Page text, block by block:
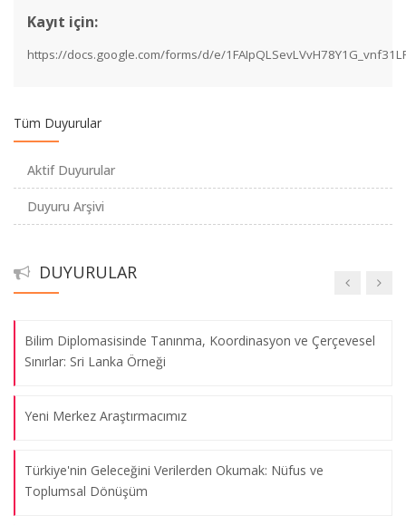
Kayıt için:
https://docs.google.com/forms/d/e/
Tüm Duyurular
Aktif Duyurular
Duyuru Arşivi
DUYURULAR
Genç Araştırmacılar Sempozyumu
Kadına Yönelik Şiddetin Önlenmesi: Kavramlar, Veriler ve
Öneriler
Sosyal Bilimciler için Python: Verilerdeki Gizli Kalmış Bilgileri
Anlama
Yalıtılmış Direnç: Uluslararası Yaptırımlar Altında Bağdat’ın
Bilim Diplomasisinde Tanınma, Koordinasyon ve Çerçevesel
Sınırlar: Sri Lanka Örneği
Yeni Merkez Araştırmacımız
Türkiye'nin Geleceğini Verilerden Okumak: Nüfus ve
Toplumsal Dönüşüm